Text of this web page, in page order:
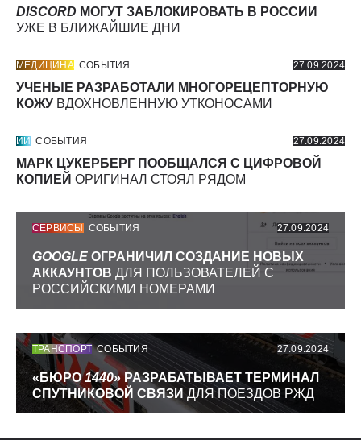
DISCORD МОГУТ ЗАБЛОКИРОВАТЬ В РОССИИ
УЖЕ В БЛИЖАЙШИЕ ДНИ
МЕДИЦИНА СОБЫТИЯ 27.09.2024
УЧЕНЫЕ РАЗРАБОТАЛИ МНОГОРЕЦЕПТОРНУЮ
КОЖУ ВДОХНОВЛЕННУЮ УТКОНОСАМИ
ИИ СОБЫТИЯ 27.09.2024
МАРК ЦУКЕРБЕРГ ПООБЩАЛСЯ С ЦИФРОВОЙ
КОПИЕЙ ОРИГИНАЛ СТОЯЛ РЯДОМ
СЕРВИСЫ СОБЫТИЯ 27.09.2024
GOOGLE ОГРАНИЧИЛ СОЗДАНИЕ НОВЫХ
АККАУНТОВ ДЛЯ ПОЛЬЗОВАТЕЛЕЙ С
РОССИЙСКИМИ НОМЕРАМИ
ТРАНСПОРТ СОБЫТИЯ 27.09.2024
«БЮРО1440» РАЗРАБАТЫВАЕТ ТЕРМИНАЛ
СПУТНИКОВОЙ СВЯЗИ ДЛЯ ПОЕЗДОВ РЖД